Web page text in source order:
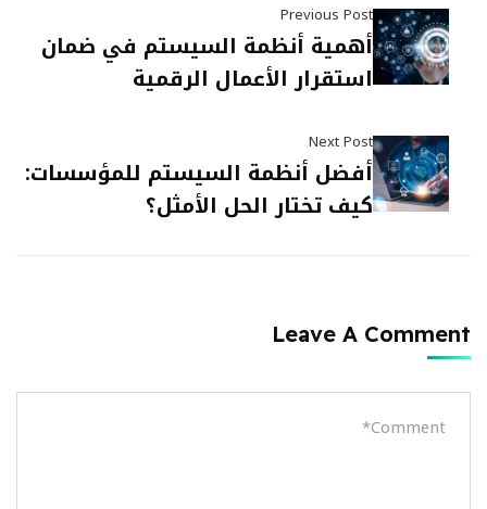
Previous Post
أهمية أنظمة السيستم في ضمان
استقرار الأعمال الرقمية
Next Post
أفضل أنظمة السيستم للمؤسسات:
كيف تختار الحل الأمثل؟
Leave A Comment